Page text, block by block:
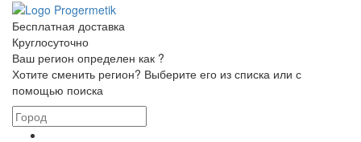
Бесплатная доставка
Круглосуточно
Ваш регион определен как ?
Хотите сменить регион? Выберите его из списка или с
помощью поиска